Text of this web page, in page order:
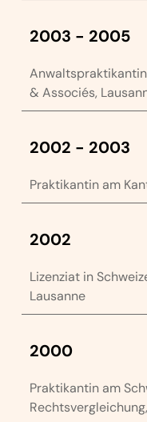
2003 - 2005
& Associés,
2002 - 2003
Praktikantin am
2002
Lizenziat in
Lausanne
2000
Praktikantin am